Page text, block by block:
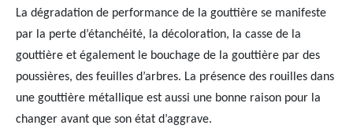
La dégradation de performance de la gouttière se manifeste
par la perte d’étanchéité, la décoloration, la casse de la
gouttière et également le bouchage de la gouttière par des
poussières, des feuilles d’arbres. La présence des rouilles dans
une gouttière métallique est aussi une bonne raison pour la
changer avant que son état d’aggrave.